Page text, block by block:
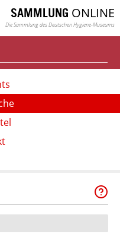
SAMMLUNG ONLINE
Die Sammlung des Deutschen Hygiene-Museums